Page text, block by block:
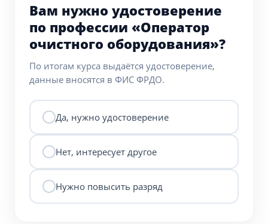
Вам нужно удостоверение
по профессии «Оператор
очистного оборудования»?
По итогам курса выдаётся удостоверение,
данные вносятся в ФИС ФРДО.
Да, нужно удостоверение
Нет, интересует другое
Нужно повысить разряд